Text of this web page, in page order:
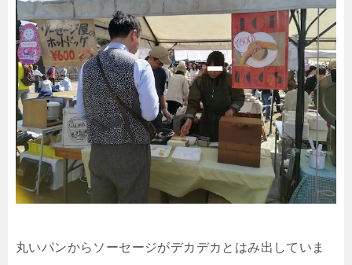
丸いパンからソーセージがデカデカとはみ出していま